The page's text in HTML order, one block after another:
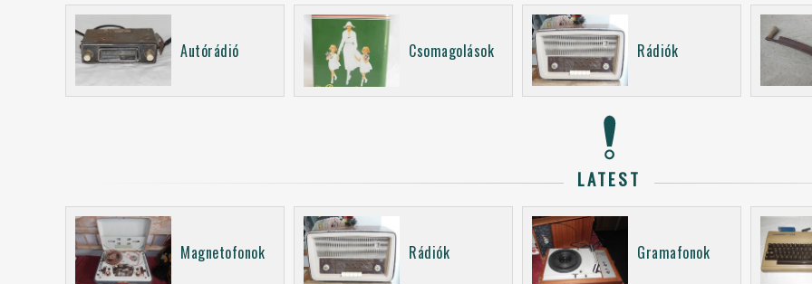
Autórádió Csomagolások Rádiók
LATEST
Magnetofonok Rádiók Gramafonok